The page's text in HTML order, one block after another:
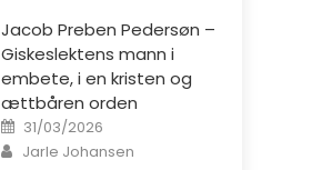
Jacob Preben Pedersøn –
Giskeslektens mann i
embete, i en kristen og
ættbåren orden
Posted on
31/03/2026
Author
Jarle Johansen